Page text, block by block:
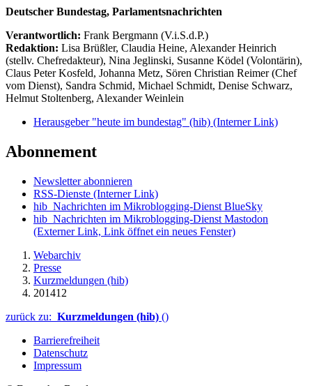
Deutscher Bundestag, Parlamentsnachrichten
Verantwortlich: Frank Bergmann (V.i.S.d.P.)
Redaktion: Lisa Brüßler, Claudia Heine, Alexander Heinrich
(stellv. Chefredakteur), Nina Jeglinski, Susanne Ködel (Volontärin),
Claus Peter Kosfeld, Johanna Metz, Sören Christian Reimer (Chef
vom Dienst), Sandra Schmid, Michael Schmidt, Denise Schwarz,
Helmut Stoltenberg, Alexander Weinlein
Herausgeber "heute im bundestag" (hib) (Interner Link)
Abonnement
Newsletter abonnieren
RSS-Dienste (Interner Link)
hib_Nachrichten im Mikroblogging-Dienst BlueSky
hib_Nachrichten im Mikroblogging-Dienst Mastodon
(Externer Link, Link öffnet ein neues Fenster)
Webarchiv
Presse
Kurzmeldungen (hib)
201412
zurück zu: Kurzmeldungen (hib) ()
Barrierefreiheit
Datenschutz
Impressum